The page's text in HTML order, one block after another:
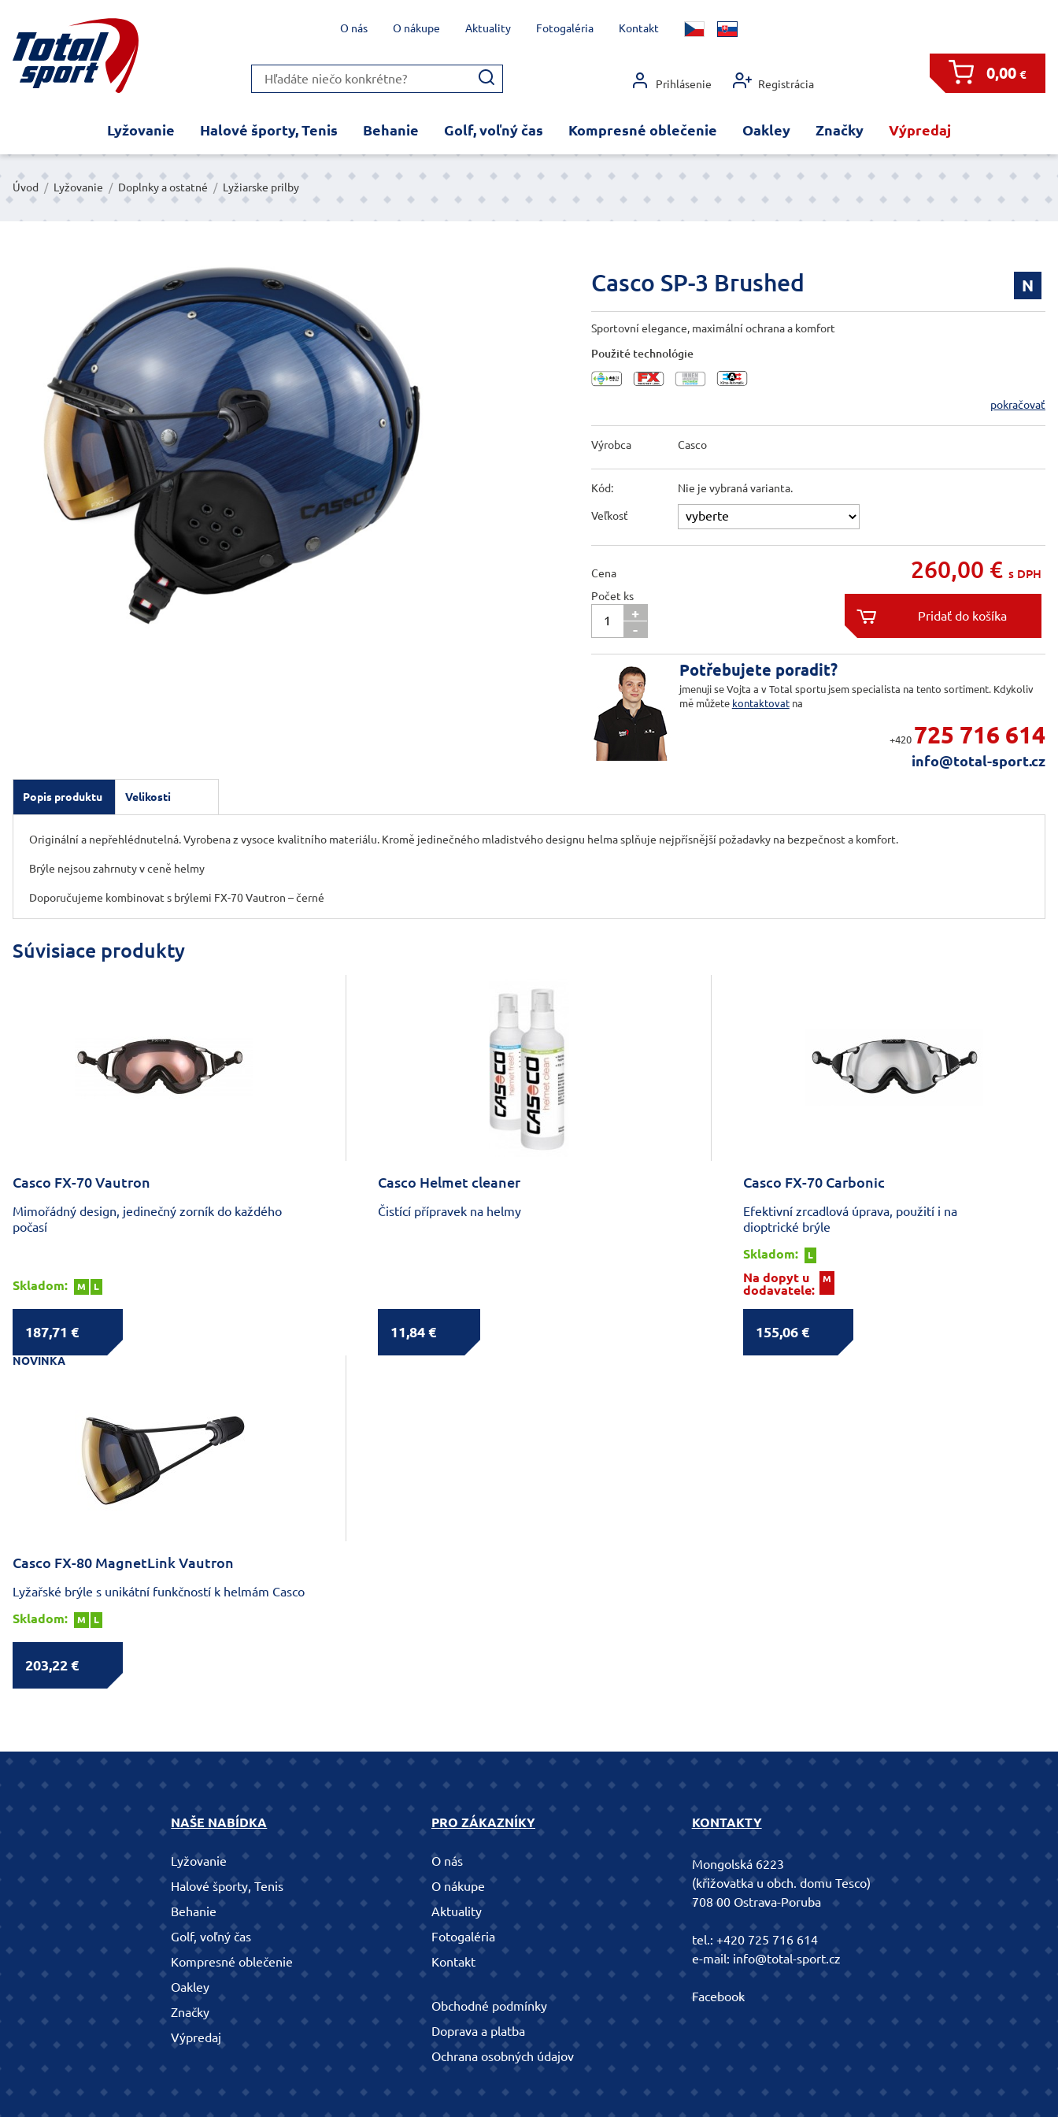
Prihlásenie Registrácia
0,00€
Lyžovanie Halové športy, Tenis Behanie Golf, voľný čas Kompresné oblečenie Oakley Značky Výpredaj
O nás O nákupe Aktuality Fotogaléria Kontakt
Úvod / Lyžovanie / Doplnky a ostatné / Lyžiarske prilby
Casco SP-3 Brushed N
Sportovní elegance, maximální ochrana a komfort
Použité technológie
pokračovať
Výrobca Casco
Kód: Nie je vybraná varianta.
Veľkosť
Cena 260,00 € s DPH
Počet ks
+
-


Potřebujete poradit?
jmenuji se Vojta a v Total sportu jsem specialista na tento sortiment. Kdykoliv
mě můžete kontaktovatna
+420 725 716 614
info@total-sport.cz
Popis produktu Velikosti
Originální a nepřehlédnutelná. Vyrobena z vysoce kvalitního materiálu. Kromě jedinečného mladistvého designu helma splňuje nejpřísnější požadavky na bezpečnost a komfort.
Brýle nejsou zahrnuty v ceně helmy
Doporučujeme kombinovat s brýlemi FX-70 Vautron – černé
Súvisiace produkty
Casco FX-70 Vautron
Mimořádný design, jedinečný zorník do každého
počasí
Skladom: M L
187,71 €
Casco Helmet cleaner
Čistící přípravek na helmy
11,84 €
Casco FX-70 Carbonic
Efektivní zrcadlová úprava, použití i na
dioptrické brýle
Skladom:
L
Na dopyt u
dodavatele:
M
155,06 €
NOVINKA
Casco FX-80 MagnetLink Vautron
Lyžařské brýle s unikátní funkčností k helmám Casco
Skladom:
M L
203,22 €
NAŠE NABÍDKA
Lyžovanie
Halové športy, Tenis
Behanie
Golf, voľný čas
Kompresné oblečenie
Oakley
Značky
Výpredaj
PRO ZÁKAZNÍKY
O nás
O nákupe
Aktuality
Fotogaléria
Kontakt
Obchodné podmínky
Doprava a platba
Ochrana osobných údajov
KONTAKTY
Mongolská 6223
(křižovatka u obch. domu Tesco)
708 00 Ostrava-Poruba
tel.: +420 725 716 614
e-mail: info@total-sport.cz
Facebook